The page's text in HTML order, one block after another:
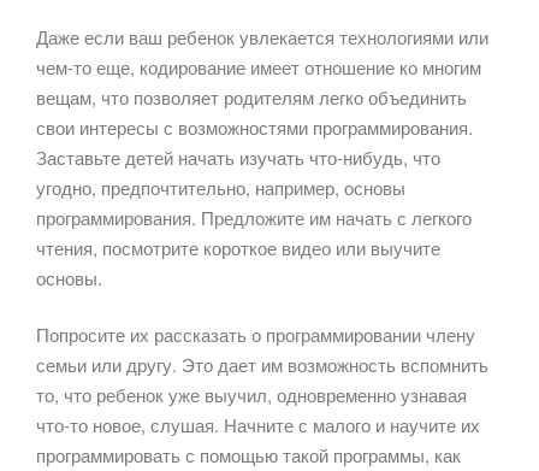
Даже если ваш ребенок увлекается технологиями или
чем-то еще, кодирование имеет отношение ко многим
вещам, что позволяет родителям легко объединить
свои интересы с возможностями программирования.
Заставьте детей начать изучать что-нибудь, что
угодно, предпочтительно, например, основы
программирования. Предложите им начать с легкого
чтения, посмотрите короткое видео или выучите
основы.
Попросите их рассказать о программировании члену
семьи или другу. Это дает им возможность вспомнить
то, что ребенок уже выучил, одновременно узнавая
что-то новое, слушая. Начните с малого и научите их
программировать с помощью такой программы, как